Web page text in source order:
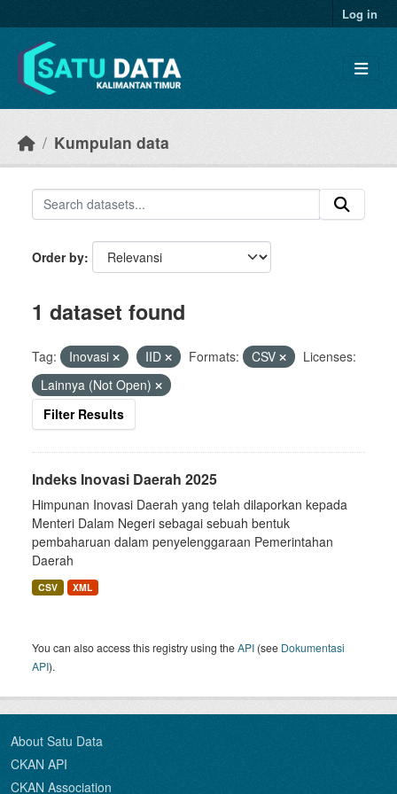
Log in
Kumpulan data
Order by
1 dataset found
Tag: Inovasi IID Formats: CSV
Licenses:
Lainnya (Not Open)
Filter Results
Indeks Inovasi Daerah 2025
Himpunan Inovasi Daerah yang telah dilaporkan kepada
Menteri Dalam Negeri sebagai sebuah bentuk
pembaharuan dalam penyelenggaraan Pemerintahan
Daerah
CSV XML
You can also access this registry using theAPI (see Dokumentasi
API).
About Satu Data
CKAN API
CKAN Association